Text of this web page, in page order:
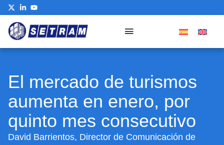
El mercado de turismos
aumenta en enero, por
quinto mes consecutivo
David Barrientos, Director de Comunicación de